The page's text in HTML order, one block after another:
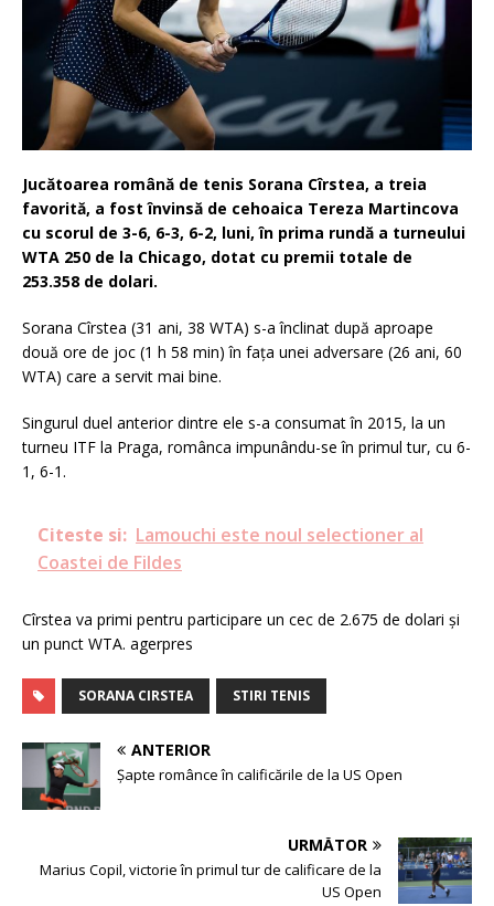
Jucătoarea română de tenis Sorana Cîrstea, a treia
favorită, a fost învinsă de cehoaica Tereza Martincova
cu scorul de 3-6, 6-3, 6-2, luni, în prima rundă a turneului
WTA 250 de la Chicago, dotat cu premii totale de
253.358 de dolari.
Sorana Cîrstea (31 ani, 38 WTA) s-a înclinat după aproape
două ore de joc (1 h 58 min) în faţa unei adversare (26 ani, 60
WTA) care a servit mai bine.
Singurul duel anterior dintre ele s-a consumat în 2015, la un
turneu ITF la Praga, românca impunându-se în primul tur, cu 6-
1, 6-1.
Citeste si: Lamouchi este noul selectioner al
Coastei de Fildes
Cîrstea va primi pentru participare un cec de 2.675 de dolari şi
un punct WTA. agerpres
SORANA CIRSTEA STIRI TENIS
ANTERIOR
Șapte românce în calificările de la US Open
URMĂTOR
Marius Copil, victorie în primul tur de calificare de la
US Open